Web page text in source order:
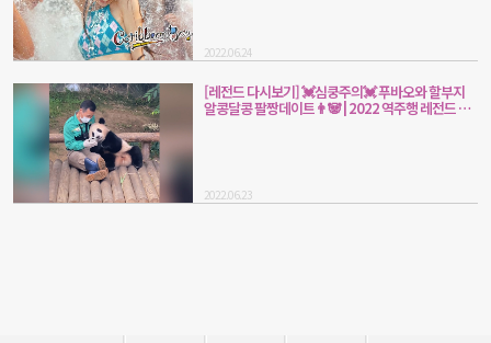
2022.06.24
[레전드 다시보기] 💓심쿵주의💓 푸바오와 할부지
알콩달콩 팔짱데이트👨🐼 | 2022 역주행 레전드 영
2022.06.23